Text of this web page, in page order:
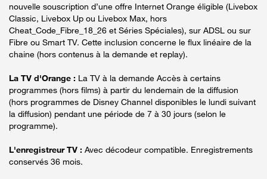
nouvelle souscription d’une offre Internet Orange éligible (Livebox
Classic, Livebox Up ou Livebox Max, hors
Cheat_Code_Fibre_18_26 et Séries Spéciales), sur ADSL ou sur
Fibre ou Smart TV. Cette inclusion concerne le flux linéaire de la
chaine (hors contenus à la demande et replay).
La TV d'Orange : La TV à la demande Accès à certains
programmes (hors films) à partir du lendemain de la diffusion
(hors programmes de Disney Channel disponibles le lundi suivant
la diffusion) pendant une période de 7 à 30 jours (selon le
programme).
L'enregistreur TV : Avec décodeur compatible. Enregistrements
conservés 36 mois.